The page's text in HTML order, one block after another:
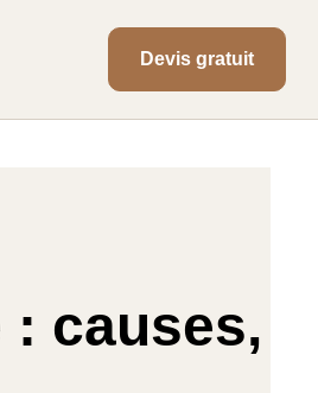
Devis gratuit
: causes,